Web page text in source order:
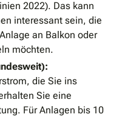
2022). Das kann
interessant sein, die
an Balkon oder
möchten.
die Sie ins
Sie eine
Für Anlagen bis 10